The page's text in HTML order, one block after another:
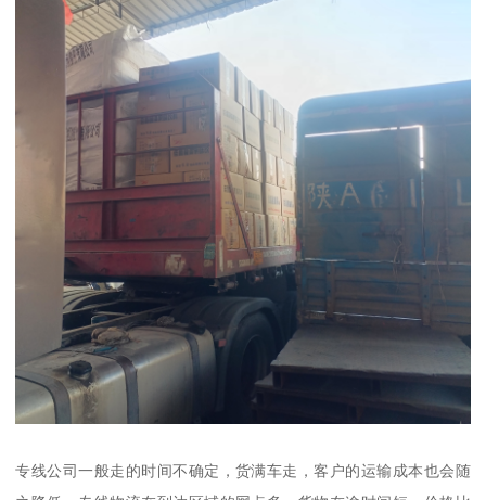
专线公司一般走的时间不确定，货满车走，客户的运输成本也会随